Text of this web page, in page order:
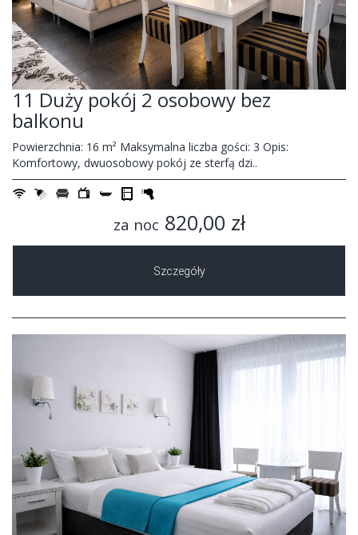
11 Duży pokój 2 osobowy bez
balkonu
Powierzchnia: 16 m² Maksymalna liczba gości: 3 Opis:
Komfortowy, dwuosobowy pokój ze sterfą dzi..
za noc 820,00 zł
Szczegóły